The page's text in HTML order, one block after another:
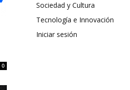
0
Sociedad y Cultura
Tecnología e Innovación
Iniciar sesión